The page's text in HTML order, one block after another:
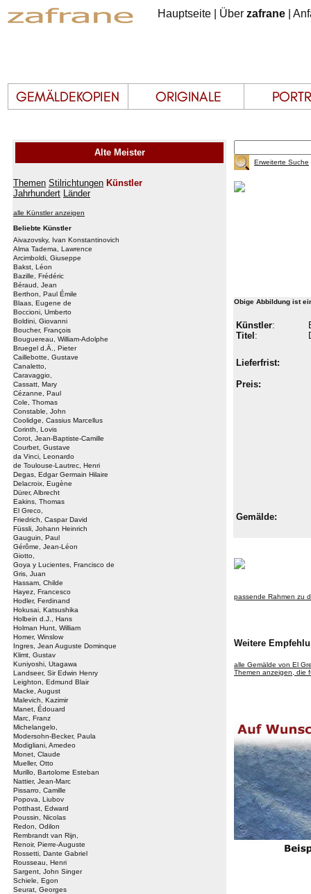
Hauptseite Über zafrane
Alte Meister
Themen Stilrichtungen Künstler
Jahrhundert Länder
alle Künstler anzeigen
Beliebte Künstler
Aivazovsky, Ivan Konstantinovich
Alma Tadema, Lawrence
Arcimboldi, Giuseppe
Bakst, Léon
Bazille, Frédéric
Béraud, Jean
Berthon, Paul Émile
Blaas, Eugene de
Boccioni, Umberto
Boldini, Giovanni
Boucher, François
Bouguereau, William-Adolphe
Bruegel d.Ä., Pieter
Caillebotte, Gustave
Canaletto,
Caravaggio,
Cassatt, Mary
Cézanne, Paul
Cole, Thomas
Constable, John
Coolidge, Cassius Marcellus
Corinth, Lovis
Corot, Jean-Baptiste-Camille
Courbet, Gustave
da Vinci, Leonardo
de Toulouse-Lautrec, Henri
Degas, Edgar Germain Hilaire
Delacroix, Eugène
Dürer, Albrecht
Eakins, Thomas
El Greco,
Friedrich, Caspar David
Füssli, Johann Heinrich
Gauguin, Paul
Gérôme, Jean-Léon
Giotto,
Goya y Lucientes, Francisco de
Gris, Juan
Hassam, Childe
Hayez, Francesco
Hodler, Ferdinand
Hokusai, Katsushika
Holbein d.J., Hans
Holman Hunt, William
Homer, Winslow
Ingres, Jean Auguste Dominque
Klimt, Gustav
Kuniyoshi, Utagawa
Landseer, Sir Edwin Henry
Leighton, Edmund Blair
Macke, August
Malevich, Kazimir
Manet, Édouard
Marc, Franz
Michelangelo,
Modersohn-Becker, Paula
Modigliani, Amedeo
Monet, Claude
Mueller, Otto
Murillo, Bartolome Esteban
Nattier, Jean-Marc
Pissarro, Camille
Popova, Liubov
Potthast, Edward
Poussin, Nicolas
Redon, Odilon
Rembrandt van Rijn,
Renoir, Pierre-Auguste
Rossetti, Dante Gabriel
Rousseau, Henri
Sargent, John Singer
Schiele, Egon
Seurat, Georges
Erweiterte Suche
Obige Abbildung ist
Künstler:
Titel :
Lieferfrist:
Preis:
Gemälde:
passende Rahmen zu
Weitere
alle Gemälde von El
Themen anzeigen, die